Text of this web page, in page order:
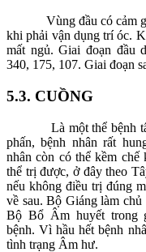
Vùng đầu có cảm
khi phải vận dụng trí óc.
mất ngủ. Giai đoạn đầu
340, 175, 107. Giai đoạn
5.3. CUỒNG
Là một thể bệnh tâm
phấn, bệnh nhân rất
nhân còn có thể kềm
thể trị được, ở đây theo
nếu không điều trị đúng
về sau. Bộ Giáng làm
Bộ Bổ Âm huyết trong
bệnh. Vì hầu hết bệnh
tình trạng Âm hư.